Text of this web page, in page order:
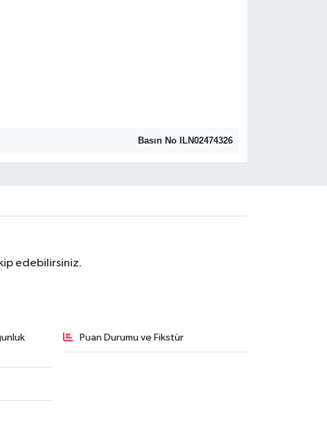
Basın No ILN02474326
edebilirsiniz.
Puan Durumu ve Fikstür